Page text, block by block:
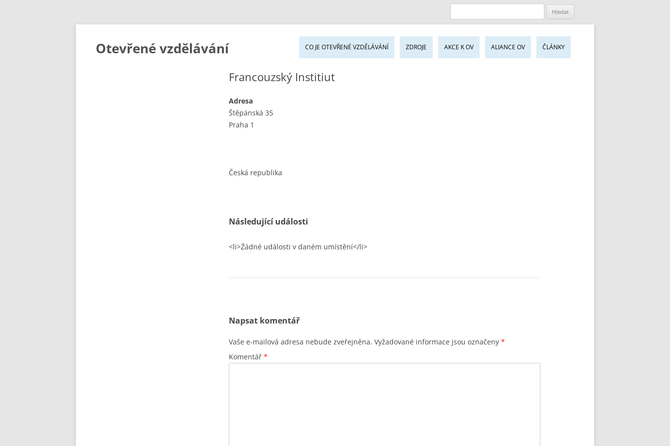
Otevřené vzdělávání Přejít
webu
CO JE OTEVŘENÉ VZDĚLÁVÁNÍ ZDROJE AKCE K OV ALIANCE OV ČLÁNKY
Francouzský Institiut
Adresa
Štěpánská 35
Praha 1
Česká republika
Následující události
<li>Źádné události v daném umístění</li>
Napsat komentář
Vaše e-mailová adresa nebude zveřejněna. Vyžadované informace jsou označeny *
Komentář *